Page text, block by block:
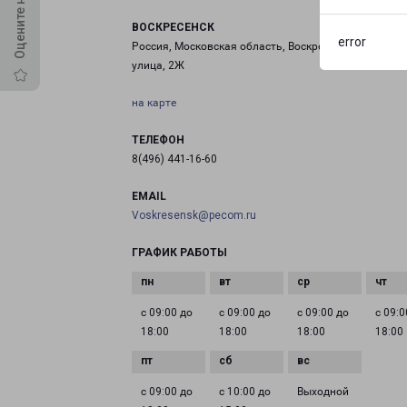
error
ВОСКРЕСЕНСК
Россия, Московская область, Воскресенск, Советская
улица, 2Ж
на карте
ТЕЛЕФОН
8(496) 441-16-60
EMAIL
Voskresensk@pecom.ru
ГРАФИК РАБОТЫ
с 09:00 до
18:00
с 09:00 до
18:00
с 09:00 до
18:00
с
18:00
с 09:00 до
с 10:00 до
Выходной